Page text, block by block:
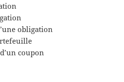
obligation
coupon